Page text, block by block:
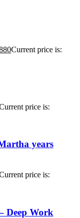
Current price is:
price is:
years
price is:
Work